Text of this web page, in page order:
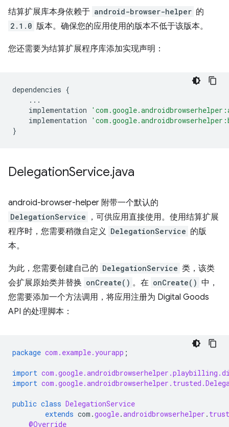
结算扩展库本身依赖于 android-browser-helper 的
2.1.0 版本。确保您的应用使用的版本不低于该版本。
您还需要为结算扩展程序库添加实现声明：
dependencies {
...
implementation
implementation
}
DelegationService.java
android-browser-helper 附带一个默认的
DelegationService
，可供应用直接使用。使用结算扩展
程序时，您需要稍微自定义 DelegationService 的版
本。
为此，您需要创建自己的 DelegationService 类，该类
会扩展原始类并替换 onCreate() 。在 onCreate() 中，
您需要添加一个方法调用，将应用注册为 Digital Goods
API 的处理脚本：
package com.example.yourapp ;
import
import
public class DelegationService
extends com .google.androidbrowserhelper .
@Override